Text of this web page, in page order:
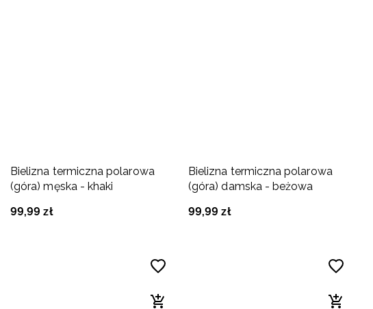
Bielizna termiczna polarowa
(góra) męska - khaki
99,99 zł
Bielizna termiczna polarowa
(góra) damska - beżowa
99,99 zł